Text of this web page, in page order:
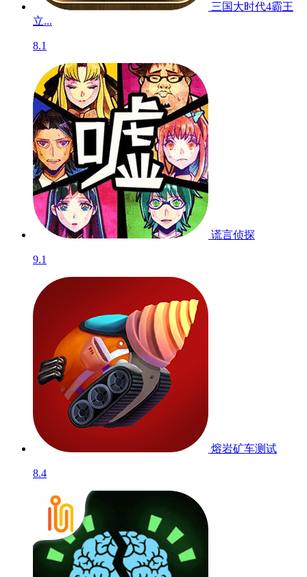
三国大时代4霸王
立...
8.1
谎言侦探
9.1
熔岩矿车测试
8.4